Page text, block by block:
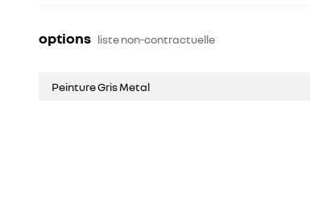
options liste non-contractuelle
Peinture Gris Metal